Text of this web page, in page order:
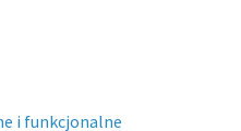
i funkcjonalne